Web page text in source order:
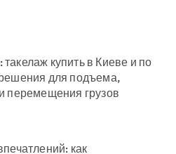
такелаж купить в Киеве и по
для подъема,
перемещения грузов
как